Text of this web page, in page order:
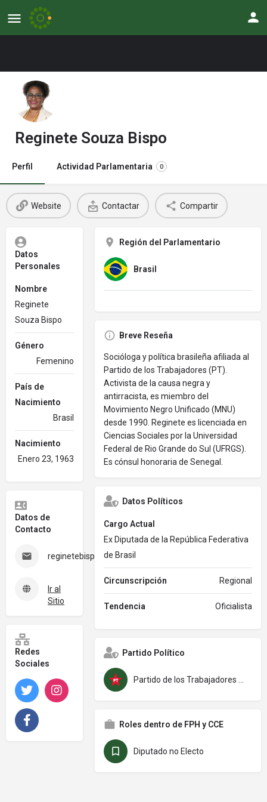
Reginete Souza Bispo
Perfil Actividad Parlamentaria 0
Website Contactar Compartir
Datos
Personales
Nombre
Reginete
Souza Bispo
Género
Femenino
País de
Nacimiento
Brasil
Nacimiento
Enero 23, 1963
Datos de
Contacto
reginetebispo@gmail.com
Ir al
Sitio
Redes
Sociales
Twitter Instagram
Región del Parlamentario
Brasil
Breve Reseña
Socióloga y política brasileña afiliada al
Partido de los Trabajadores (PT).
Activista de la causa negra y
antirracista, es miembro del
Movimiento Negro Unificado (MNU)
desde 1990. Reginete es licenciada en
Ciencias Sociales por la Universidad
Federal de Rio Grande do Sul (UFRGS).
Es cónsul honoraria de Senegal.
Datos Políticos
Cargo Actual
Ex Diputada de la República Federativa
de Brasil
Circunscripción Regional
Tendencia Oficialista
Partido Político
Roles dentro de FPH y CCE
Diputado no Electo